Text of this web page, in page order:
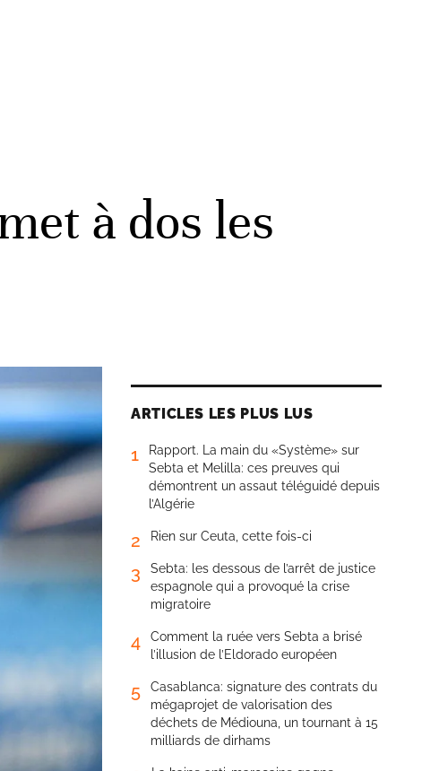
à dos les
ARTICLES LES PLUS LUS
1
Rapport. La main du «Système» sur
Sebta et Melilla: ces preuves qui
démontrent un assaut téléguidé depuis
l’Algérie
2 Rien sur Ceuta, cette fois-ci
3
Sebta: les dessous de l’arrêt de justice
espagnole qui a provoqué la crise
migratoire
4
Comment la ruée vers Sebta a brisé
l’illusion de l’Eldorado européen
5
Casablanca: signature des contrats du
mégaprojet de valorisation des
déchets de Médiouna, un tournant à 15
milliards de dirhams